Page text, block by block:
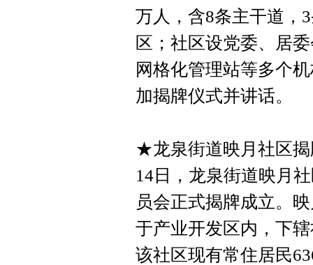
万人，含8条主干道，
区；社区设党委、居
网格化管理站等多个
加揭牌仪式并讲话。
★龙泉街道映月社区揭
14日，龙泉街道映月
员会正式揭牌成立。
于产业开发区内，下
该社区现有常住居民